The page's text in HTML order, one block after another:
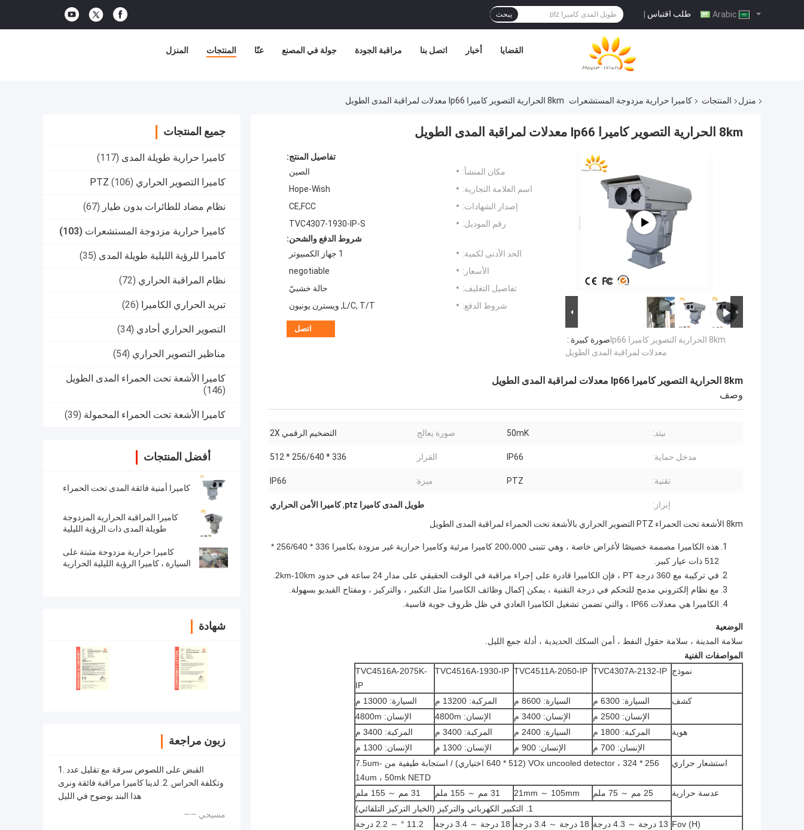
طلب اقتباس | يبحث
المنزل المنتجات عنّا جولة في المصنع مراقبة الجودة اتصل بنا أخبار القضايا
منزل المنتجات كاميرا حرارية مزدوجة المستشعرات 8km الحرارية التصوير كاميرا Ip66 معدلات لمراقبة المدى الطويل
جميع المنتجات
كاميرا حرارية طويلة المدى (117)
كاميرا التصوير الحراري PTZ (106)
نظام مضاد للطائرات بدون طيار (67)
كاميرا حرارية مزدوجة المستشعرات (103)
كاميرا للرؤية الليلية طويلة المدى (35)
نظام المراقبة الحراري (72)
تبريد الحراري الكاميرا (26)
التصوير الحراري أحادي (34)
مناظير التصوير الحراري (54)
كاميرا الأشعة تحت الحمراء المدى الطويل
(146)
كاميرا الأشعة تحت الحمراء المحمولة (39)
أفضل المنتجات
كاميرا أمنية فائقة المدى تحت الحمراء
كاميرا المراقبة الحرارية المزدوجة
طويلة المدى ذات الرؤية الليلية
كاميرا حرارية مزدوجة مثبتة على
السيارة ، كاميرا الرؤية الليلية الحرارية
شهادة
زبون مراجعة
1. القبض على اللصوص سرقة مع تقليل عدد
وتكلفة الحراس. 2. لدينا كاميرا مراقبة فائقة ونرى
هذا البند بوضوح في الليل
—— مسيحي
8km الحرارية التصوير كاميرا Ip66 معدلات لمراقبة المدى الطويل
صورة كبيرة : 8km الحرارية التصوير كاميرا Ip66
معدلات لمراقبة المدى الطويل
تفاصيل المنتج:
مكان المنشأ:
الصين
اسم العلامة التجارية:
Hope-Wish
إصدار الشهادات:
CE,FCC
رقم الموديل:
TVC4307-1930-IP-S
شروط الدفع والشحن:
الحد الأدنى لكمية:
1 جهاز الكمبيوتر
الأسعار:
negotiable
تفاصيل التغليف:
حالة خشبيّ
شروط الدفع:
L/C, T/T, ويسترن يونيون
اتصل
8km الحرارية التصوير كاميرا Ip66 معدلات لمراقبة المدى الطويل
وصف
نيتد: 50mK صورة يعالج: التضخيم الرقمي 2X
مدخل حماية: IP66 القرار: 336 * 256/640 * 512
تقنية: PTZ ميزة: IP66
إبراز: طويل المدى كاميرا ptz ,كاميرا الأمن الحراري
8km الأشعة تحت الحمراء PTZ التصوير الحراري بالأشعة تحت الحمراء لمراقبة المدى الطويل
هذه الكاميرا مصممة خصيصًا لأغراض خاصة ، وهي تتبنى 200،000 كاميرا مرئية وكاميرا حرارية غير مزودة بكاميرا 336 * 256/640 *
512 ذات عيار كبير.
في تركيبة مع 360 درجة PT ، فإن الكاميرا قادرة على إجراء مراقبة في الوقت الحقيقي على مدار 24 ساعة في حدود 2km-10km.
مع نظام إلكتروني مدمج للتحكم في درجة التقنية ، يمكن إكمال وظائف الكاميرا مثل التكبير ، والتركيز ، ومفتاح الفيديو بسهولة.
الكاميرا هي معدلات IP66 ، والتي تضمن تشغيل الكاميرا العادي في ظل ظروف جوية قاسية.
الوضعية
سلامة المدينة ، سلامة حقول النفط ، أمن السكك الحديدية ، أدلة جمع الليل.
المواصفات الفنية
نموذج TVC4307A-2132-IP
TVC4511A-2050-IP
TVC4516A-1930-IP
TVC4516A-2075K-
IP
كشف
السيارة: 6300 م السيارة: 8600 م المركبة: 13200 م
السيارة: 13000 م
الإنسان: 2500 م
الإنسان: 3400 م الإنسان: 4800m
الإنسان: 4800m
هوية
المركبة: 1800 م السيارة: 2400 م المركبة: 3400 م
المركبة: 3400 م
الإنسان: 700 م
الإنسان: 900 م الإنسان: 1300 م
الإنسان: 1300 م
استشعار حراري
VOx uncooled detector ، 324 * 256 (640 * 512 اختياري) / استجابة طيفية من 7.5um-
14um ، 50mk NETD
عدسة حرارية
25 مم ～ 75 ملم 21mm ～ 105mm 31 مم ～ 155 ملم
31 مم ～ 155 ملم
1. التكبير الكهربائي والتركيز (الخيار التركيز التلقائي)
Fov (H) 13 درجة ～ 4.3 درجة 18 درجة ～ 3.4 درجة 18 درجة ～ 3.4 درجة
11.2 ° ～ 2.2 درجة